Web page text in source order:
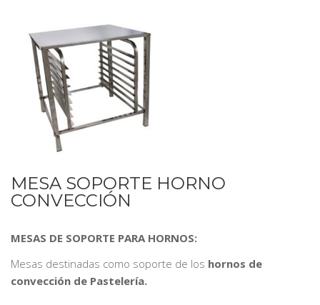
MESA SOPORTE HORNO
CONVECCIÓN
MESAS DE SOPORTE PARA HORNOS:
Mesas destinadas como soporte de los hornos de
convección de Pastelería.